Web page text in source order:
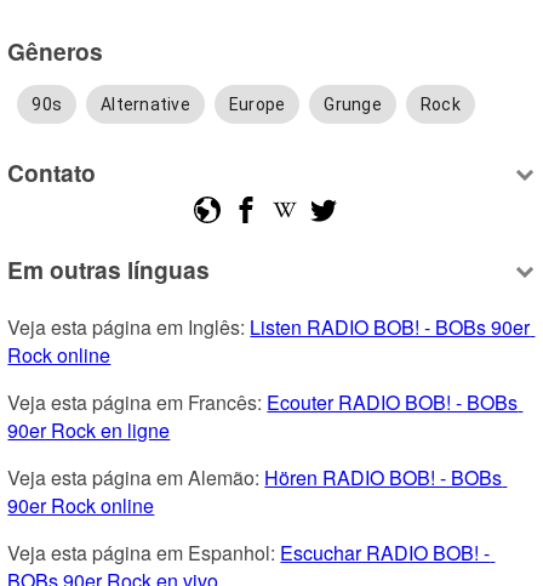
Gêneros
90s Alternative Europe Grunge Rock
Contato
Em outras línguas
Veja esta página em Inglês: Listen RADIO BOB! - BOBs 90er
Rock online
Veja esta página em Francês: Ecouter RADIO BOB! - BOBs
90er Rock en ligne
Veja esta página em Alemão: Hören RADIO BOB! - BOBs
90er Rock online
Veja esta página em Espanhol: Escuchar RADIO BOB! -
BOBs 90er Rock en vivo